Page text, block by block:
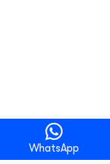
WhatsApp